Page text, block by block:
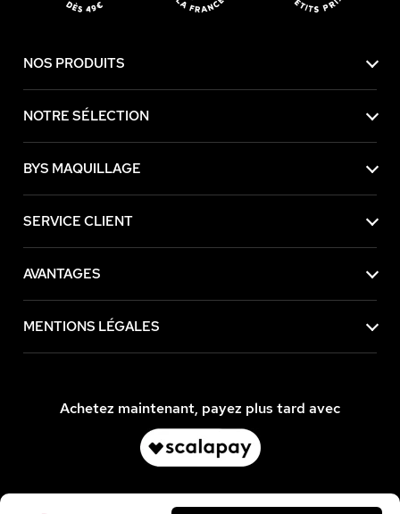
NOS PRODUITS
NOTRE SÉLECTION
BYS MAQUILLAGE
SERVICE CLIENT
AVANTAGES
MENTIONS LÉGALES
Achetez maintenant, payez plus tard avec